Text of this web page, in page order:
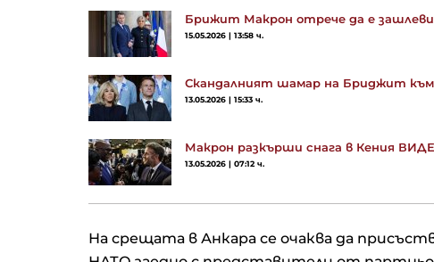
Брижит Макрон отрече да е
15.05.2026 | 13:58 ч.
Скандалният шамар на Бриджит към
13.05.2026 | 15:33 ч.
Макрон разкърши снага в Кения
13.05.2026 | 07:12 ч.
На срещата в Анкара се очаква да